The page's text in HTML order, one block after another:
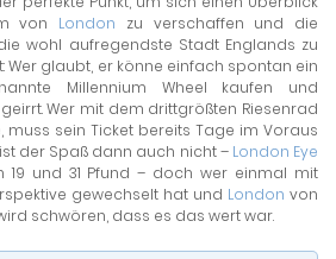
von London zu verschaffen und die
wohl aufregendste Stadt Englands zu
Wer glaubt, er könne einfach spontan ein
Millennium Wheel kaufen und
Wer mit dem drittgrößten Riesenrad
muss sein Ticket bereits Tage im Voraus
der Spaß dann auch nicht – London Eye
19 und 31 Pfund – doch wer einmal mit
gewechselt hat und London von
schwören, dass es das wert war.